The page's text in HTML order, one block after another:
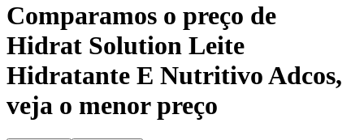
Comparamos o preço de
Hidrat Solution Leite
Hidratante E Nutritivo Adcos,
veja o menor preço